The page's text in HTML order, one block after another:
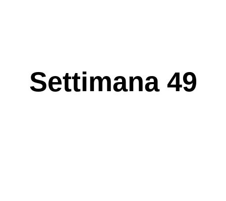
Settimana 49